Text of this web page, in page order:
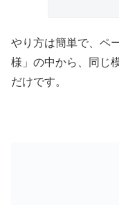
やり方は簡単で、ペ
様」の中から、同じ
だけです。